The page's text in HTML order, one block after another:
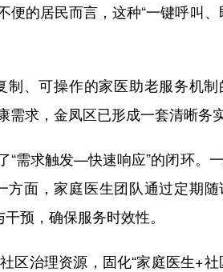
的居民而言，这种“一键呼叫、
、可操作的家医助老服务机制
求，金凤区已形成一套清晰务
求触发—快速响应”的闭环。
面，家庭医生团队通过定期
预，确保服务时效性。
治理资源，固化“家庭医生+